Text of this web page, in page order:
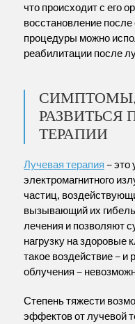
что происходит с его
восстановление
процедуры можно
реабилитации после
РАЗВИТЬСЯ
ТЕРАПИИ
Лучевая терапия – это
электромагнитного
частиц,
вызывающий их
лечения и позволяют
нагрузку на здоровые
такое воздействие –
облучения –
Степень тяжести
эффектов от лучевой